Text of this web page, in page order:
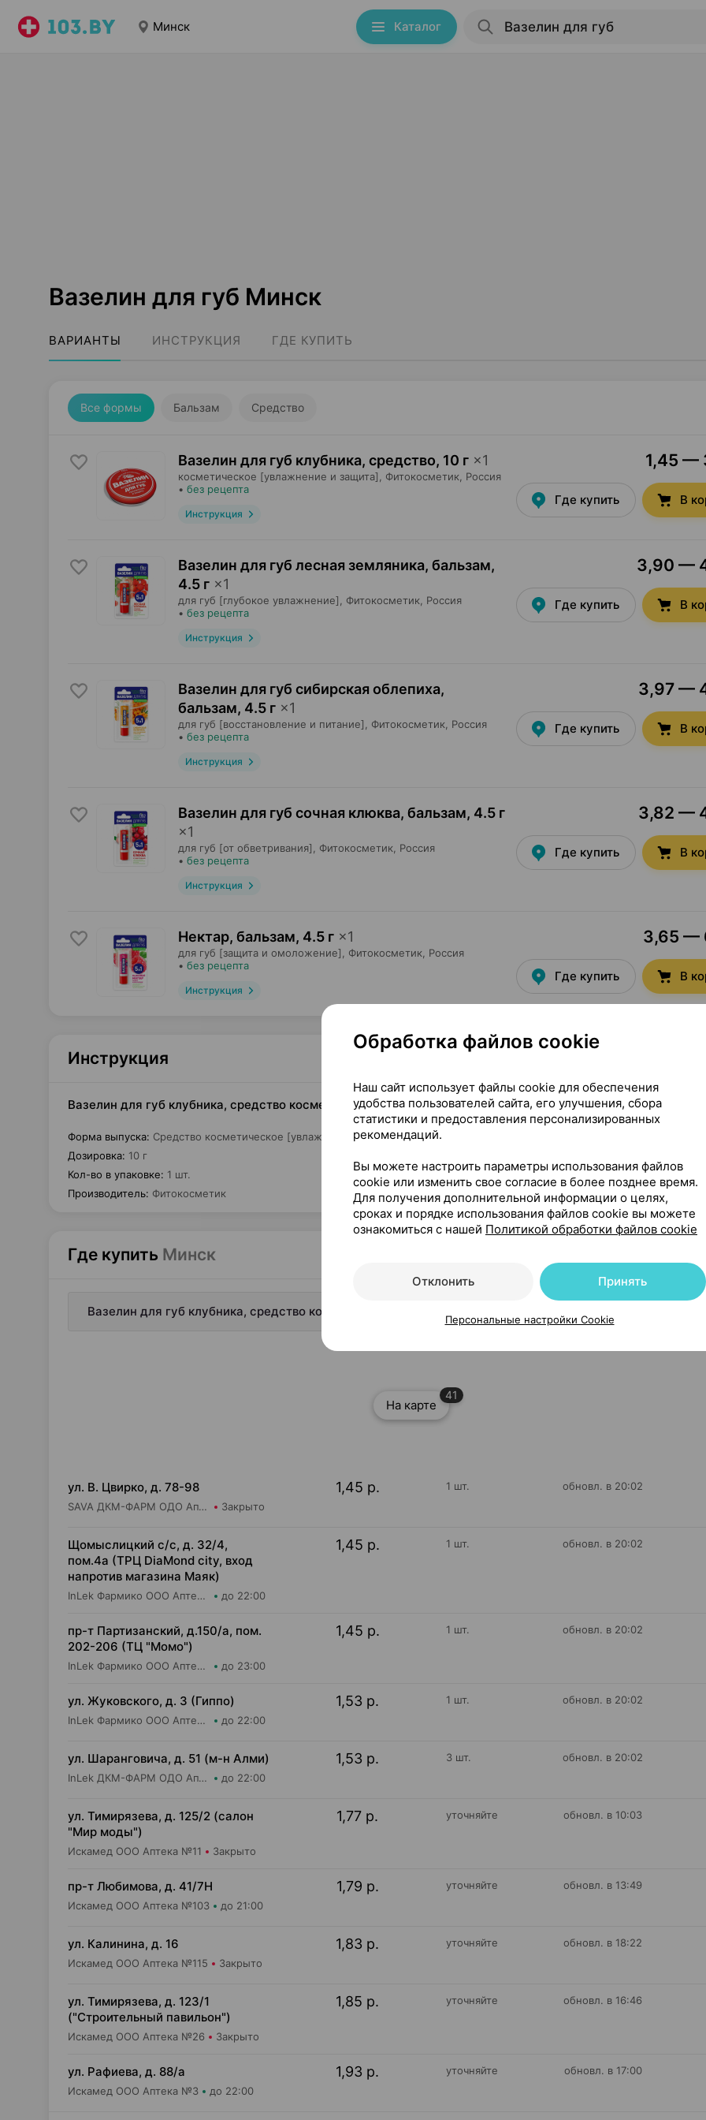
Минск Каталог
Вазелин для губ Минск
ВАРИАНТЫ ИНСТРУКЦИЯ ГДЕ КУПИТЬ
Все формы Бальзам Средство
Вазелин для губ клубника, средство, 10 г ×1
косметическое [увлажнение и защита], Фитокосметик , Россия
• без рецепта
Инструкция
1,45 —
Где купить В
Вазелин для губ лесная земляника, бальзам,
4.5 г ×1
для губ [глубокое увлажнение], Фитокосметик , Россия
• без рецепта
Инструкция
3,90 —
Где купить В
Вазелин для губ сибирская облепиха,
бальзам, 4.5 г ×1
для губ [восстановление и питание], Фитокосметик , Россия
• без рецепта
Инструкция
3,97 —
Где купить В
Вазелин для губ сочная клюква, бальзам, 4.5 г
×1
для губ [от обветривания], Фитокосметик , Россия
• без рецепта
Инструкция
3,82 —
Где купить В
Нектар, бальзам, 4.5 г ×1
для губ [защита и омоложение], Фитокосметик , Россия
• без рецепта
Инструкция
3,65 —
Где купить В
Инструкция
Вазелин для губ клубника, средство косметическое [увлажнение и защита], 10 г ×1, Фитокосметик Россия
Форма выпуска: Средство косметическое [увлажнение и защита]
Дозировка: 10 г
Кол-во в упаковке: 1 шт.
Производитель: Фитокосметик
Где купить Минск
Вазелин для губ клубника, средство косметическое [увлажнение и защита], 10 г ×1, Фитокосметик
На карте
41
ул. В. Цвирко, д. 78-98
SAVA ДКМ-ФАРМ ОДО Аптека №35 Закрыто
1,45 р. 1 шт. обновл. в 20:02
Щомыслицкий с/с, д. 32/4,
пом.4а (ТРЦ DiaMond city, вход
напротив магазина Маяк)
InLek Фармико ООО Аптека №36 до 22:00
1,45 р. 1 шт. обновл. в 20:02
пр-т Партизанский, д.150/а, пом.
202-206 (ТЦ "Момо")
InLek Фармико ООО Аптека №26 до 23:00
1,45 р. 1 шт. обновл. в 20:02
ул. Жуковского, д. 3 (Гиппо)
InLek Фармико ООО Аптека №12 до 22:00
1,53 р. 1 шт. обновл. в 20:02
ул. Шаранговича, д. 51 (м-н Алми)
InLek ДКМ-ФАРМ ОДО Аптека №44 до 22:00
1,53 р. 3 шт. обновл. в 20:02
ул. Тимирязева, д. 125/2 (салон
"Мир моды")
Искамед ООО Аптека №11 Закрыто
1,77 р. уточняйте обновл. в 10:03
пр-т Любимова, д. 41/7Н
Искамед ООО Аптека №103 до 21:00
1,79 р. уточняйте обновл. в 13:49
ул. Калинина, д. 16
Искамед ООО Аптека №115 Закрыто
1,83 р. уточняйте обновл. в 18:22
ул. Тимирязева, д. 123/1
("Строительный павильон")
Искамед ООО Аптека №26 Закрыто
1,85 р. уточняйте обновл. в 16:46
ул. Рафиева, д. 88/а
Искамед ООО Аптека №3 до 22:00
1,93 р. уточняйте обновл. в 17:00
Обработка файлов cookie
Наш сайт использует файлы cookie для обеспечения
удобства пользователей сайта, его улучшения, сбора
статистики и предоставления персонализированных
рекомендаций.
Вы можете настроить параметры использования файлов
cookie или изменить свое согласие в более позднее время.
Для получения дополнительной информации о целях,
сроках и порядке использования файлов cookie вы можете
ознакомиться с нашей Политикой обработки файлов cookie
Отклонить Принять
Персональные настройки Cookie